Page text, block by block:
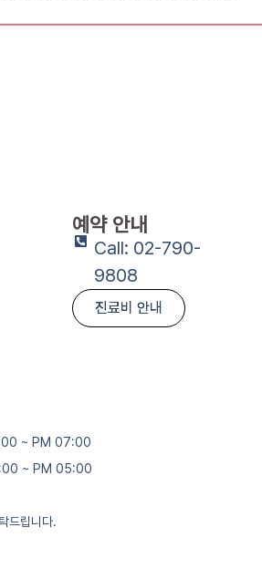
예약 안내
Call: 02-790-
9808
진료비 안내
~ PM 07:00
~ PM 05:00
드립니다.